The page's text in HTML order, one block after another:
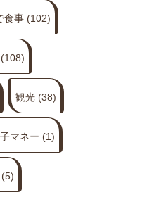
食事 (102)
(108)
観光 (38)
マネー (1)
(5)